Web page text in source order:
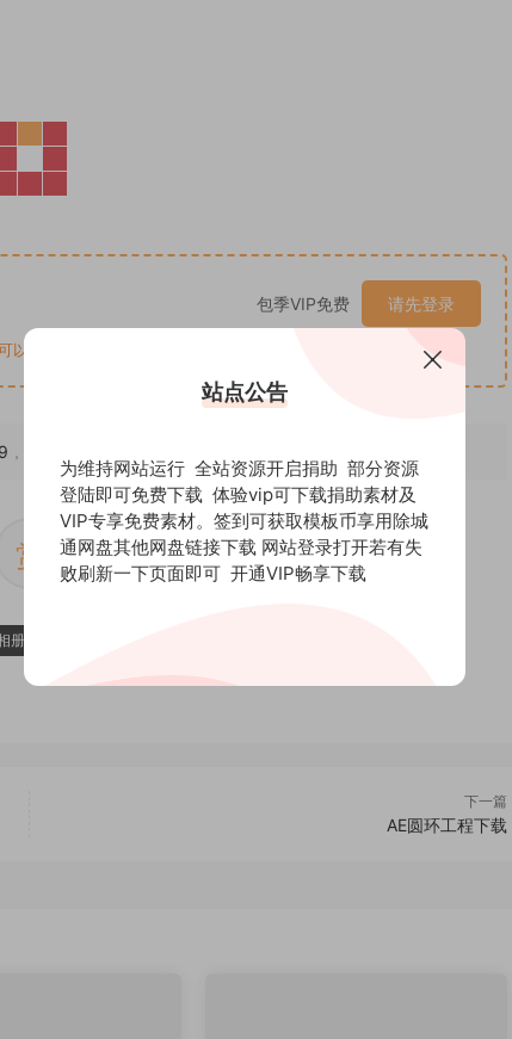
包季VIP免费 请先登录
以了 提取码均为8683 售后有问题联系qq3537195053
，转载请注明出处。
赏
册展示
下一篇
AE圆环工程下载
站点公告
为维持网站运行 全站资源开启捐助 部分资源
登陆即可免费下载 体验vip可下载捐助素材及
VIP专享免费素材。签到可获取模板币享用除城
通网盘其他网盘链接下载 网站登录打开若有失
败刷新一下页面即可 开通VIP畅享下载